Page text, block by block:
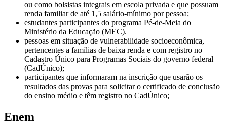
ou como bolsistas integrais em escola privada e que possuam
renda familiar de até 1,5 salário-mínimo por pessoa;
estudantes participantes do programa Pé-de-Meia do
Ministério da Educação (MEC).
pessoas em situação de vulnerabilidade socioeconômica,
pertencentes a famílias de baixa renda e com registro no
Cadastro Único para Programas Sociais do governo federal
(CadÚnico);
participantes que informaram na inscrição que usarão os
resultados das provas para solicitar o certificado de conclusão
do ensino médio e têm registro no CadÚnico;
Enem